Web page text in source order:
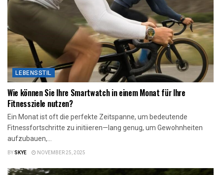
LEBENSSTIL
Wie können Sie Ihre Smartwatch in einem Monat für Ihre
Fitnessziele nutzen?
Ein Monat ist oft die perfekte Zeitspanne, um bedeutende
Fitnessfortschritte zu initiieren—lang genug, um Gewohnheiten
aufzubauen,...
BYSKYE NOVEMBER 25, 2025